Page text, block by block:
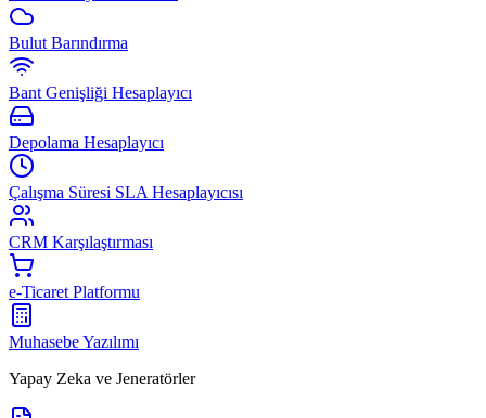
Bulut Barındırma
Bant Genişliği Hesaplayıcı
Depolama Hesaplayıcı
Çalışma Süresi SLA Hesaplayıcısı
CRM Karşılaştırması
e-Ticaret Platformu
Muhasebe Yazılımı
Yapay Zeka ve Jeneratörler